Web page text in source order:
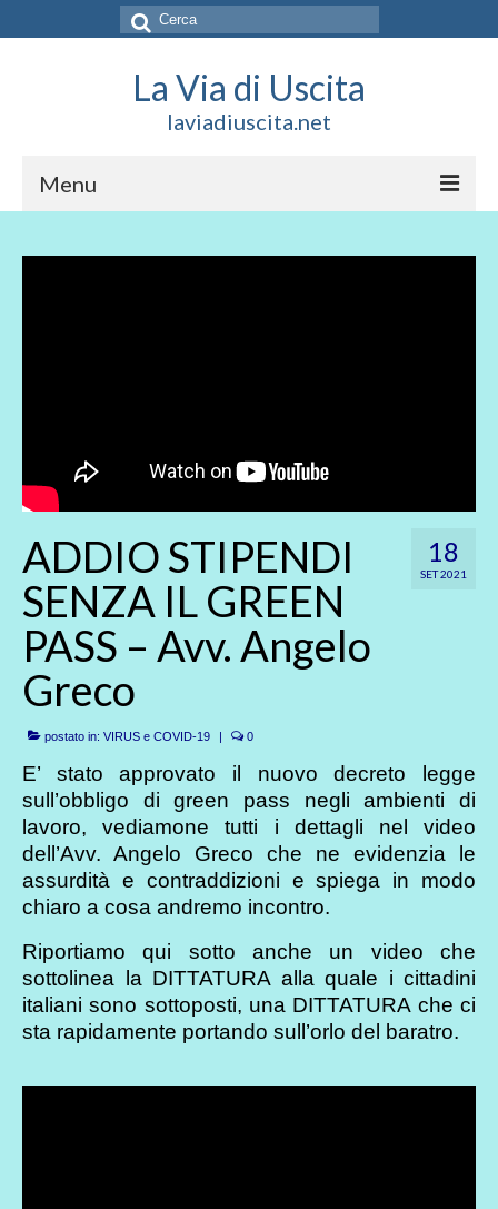
Cerca:
La Via di Uscita
laviadiuscita.net
Menu
18
SET 2021
ADDIO STIPENDI
SENZA IL GREEN
PASS – Avv. Angelo
Greco
postato in: VIRUS e COVID-19 | 0
E’ stato approvato il nuovo decreto legge
sull’obbligo di green pass negli ambienti di
lavoro, vediamone tutti i dettagli nel video
dell’Avv. Angelo Greco che ne evidenzia le
assurdità e contraddizioni e spiega in modo
chiaro a cosa andremo incontro.
Riportiamo qui sotto anche un video che
sottolinea la DITTATURA alla quale i cittadini
italiani sono sottoposti, una DITTATURA che ci
sta rapidamente portando sull’orlo del baratro.